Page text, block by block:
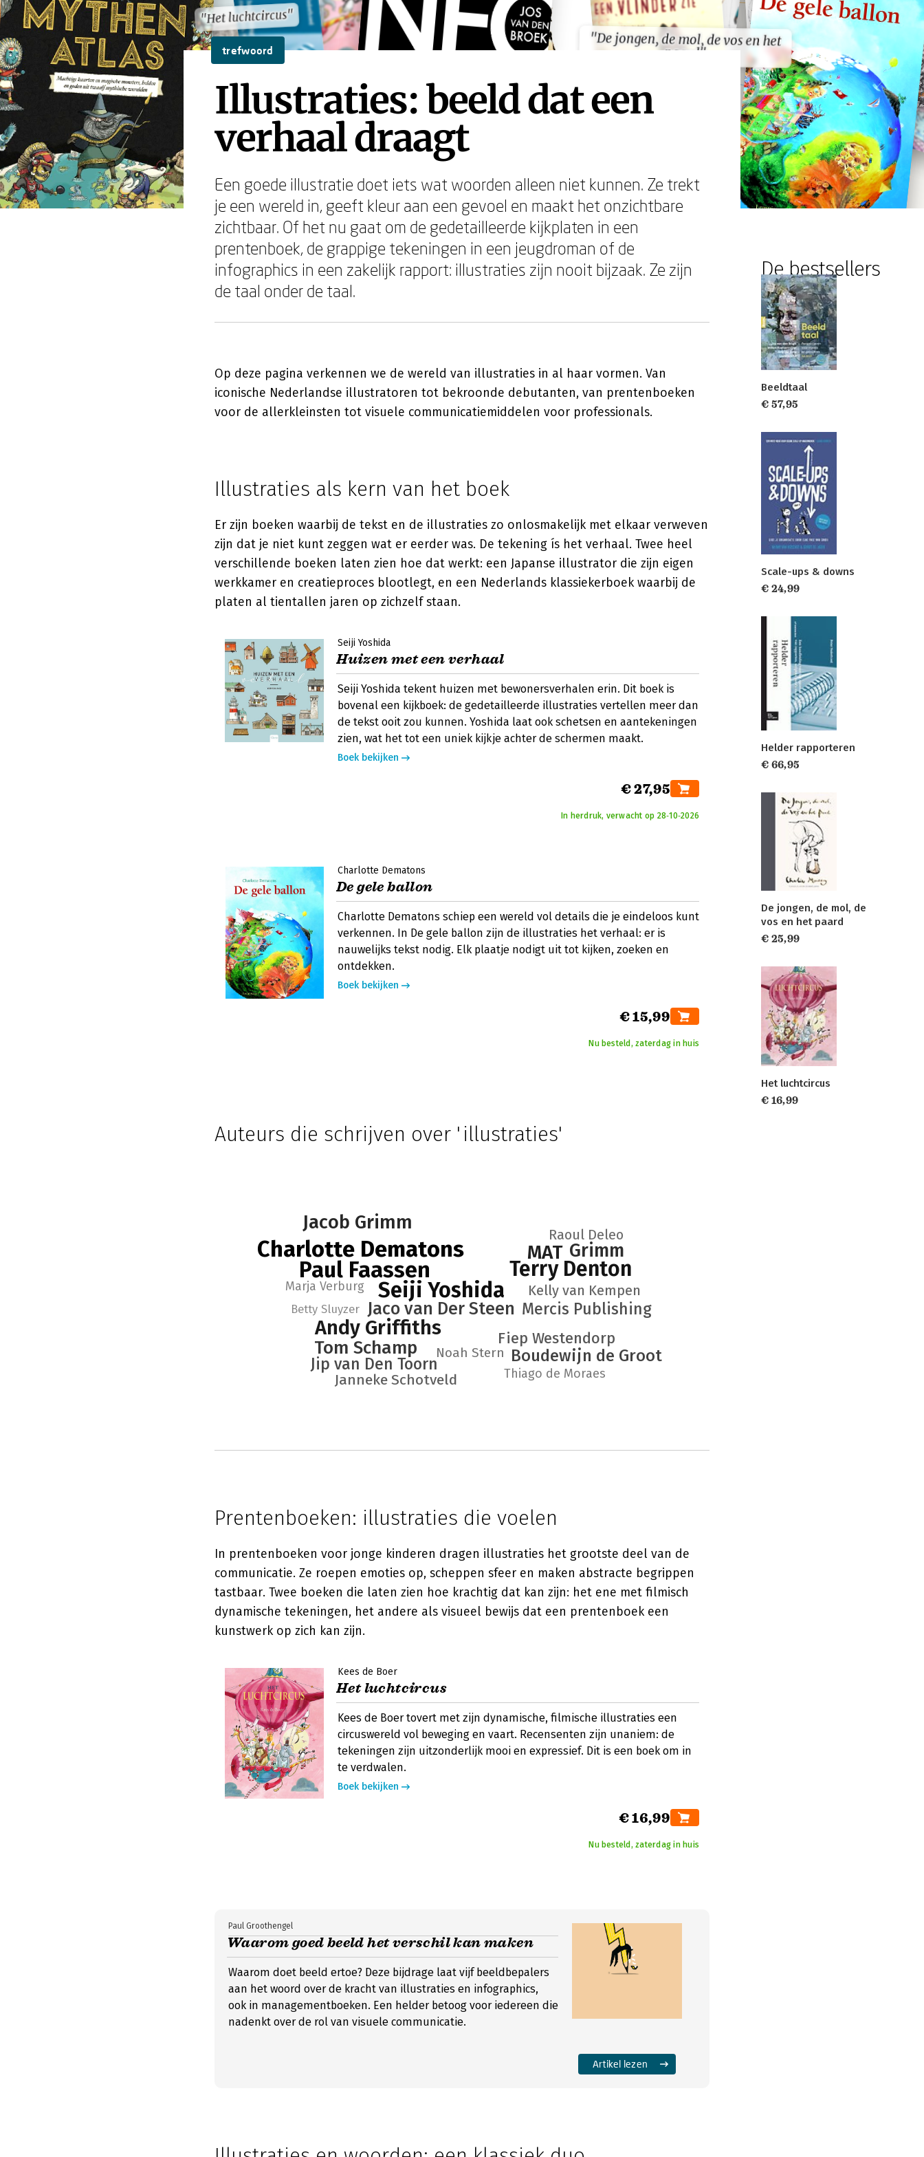
"Het luchtcircus"
"De jongen, de mol, de vos en het
paard"
"Het luchtcircus"
"De jongen, de mol, de vos en het
paard"
trefwoord
Illustraties: beeld dat een
verhaal draagt
Een goede illustratie doet iets wat woorden alleen niet kunnen. Ze trekt
je een wereld in, geeft kleur aan een gevoel en maakt het onzichtbare
zichtbaar. Of het nu gaat om de gedetailleerde kijkplaten in een
prentenboek, de grappige tekeningen in een jeugdroman of de
infographics in een zakelijk rapport: illustraties zijn nooit bijzaak. Ze zijn
de taal onder de taal.
Op deze pagina verkennen we de wereld van illustraties in al haar vormen. Van
iconische Nederlandse illustratoren tot bekroonde debutanten, van prentenboeken
voor de allerkleinsten tot visuele communicatiemiddelen voor professionals.
Illustraties als kern van het boek
Er zijn boeken waarbij de tekst en de illustraties zo onlosmakelijk met elkaar verweven
zijn dat je niet kunt zeggen wat er eerder was. De tekening ís het verhaal. Twee heel
verschillende boeken laten zien hoe dat werkt: een Japanse illustrator die zijn eigen
werkkamer en creatieproces blootlegt, en een Nederlands klassiekerboek waarbij de
platen al tientallen jaren op zichzelf staan.
Seiji Yoshida
Huizen met een verhaal
Seiji Yoshida tekent huizen met bewonersverhalen erin. Dit boek is
bovenal een kijkboek: de gedetailleerde illustraties vertellen meer dan
de tekst ooit zou kunnen. Yoshida laat ook schetsen en aantekeningen
zien, wat het tot een uniek kijkje achter de schermen maakt.
Boek bekijken
€ 27,95
In herdruk, verwacht op 28‑10‑2026
Charlotte Dematons
De gele ballon
Charlotte Dematons schiep een wereld vol details die je eindeloos kunt
verkennen. In De gele ballon zijn de illustraties het verhaal: er is
nauwelijks tekst nodig. Elk plaatje nodigt uit tot kijken, zoeken en
ontdekken.
Boek bekijken
€ 15,99
Nu besteld, zaterdag in huis
Auteurs die schrijven over 'illustraties'
Charlotte Dematons
Paul Faassen
Seiji Yoshida
Terry Denton
Andy Griffiths
MAT
Jacob Grimm
Grimm
Tom Schamp
Jaco van Der Steen
Boudewijn de Groot
Jip van Den Toorn
Mercis Publishing
Fiep Westendorp
Janneke Schotveld
Kelly van Kempen
Raoul Deleo
Noah Stern
Thiago de Moraes
Marja Verburg
Betty Sluyzer
Prentenboeken: illustraties die voelen
In prentenboeken voor jonge kinderen dragen illustraties het grootste deel van de
communicatie. Ze roepen emoties op, scheppen sfeer en maken abstracte begrippen
tastbaar. Twee boeken die laten zien hoe krachtig dat kan zijn: het ene met filmisch
dynamische tekeningen, het andere als visueel bewijs dat een prentenboek een
kunstwerk op zich kan zijn.
Kees de Boer
Het luchtcircus
Kees de Boer tovert met zijn dynamische, filmische illustraties een
circuswereld vol beweging en vaart. Recensenten zijn unaniem: de
tekeningen zijn uitzonderlijk mooi en expressief. Dit is een boek om in
te verdwalen.
Boek bekijken
€ 16,99
Nu besteld, zaterdag in huis
Waarom goed beeld het verschil kan maken
Paul Groothengel
Waarom doet beeld ertoe? Deze bijdrage laat vijf beeldbepalers
aan het woord over de kracht van illustraties en infographics,
ook in managementboeken. Een helder betoog voor iedereen die
nadenkt over de rol van visuele communicatie.
Artikel lezen
De bestsellers
Beeldtaal
€ 57,95
Scale-ups & downs
€ 24,99
Helder rapporteren
€ 66,95
De jongen, de mol, de
vos en het paard
€ 25,99
Het luchtcircus
€ 16,99